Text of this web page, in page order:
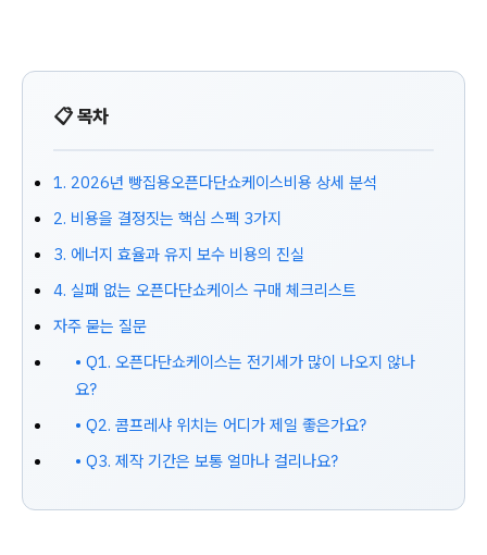
📋 목차
1. 2026년 빵집용오픈다단쇼케이스비용 상세 분석
2. 비용을 결정짓는 핵심 스펙 3가지
3. 에너지 효율과 유지 보수 비용의 진실
4. 실패 없는 오픈다단쇼케이스 구매 체크리스트
자주 묻는 질문
• Q1. 오픈다단쇼케이스는 전기세가 많이 나오지 않나
요?
• Q2. 콤프레샤 위치는 어디가 제일 좋은가요?
• Q3. 제작 기간은 보통 얼마나 걸리나요?